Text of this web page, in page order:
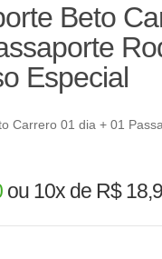
Beto
Especial
Carrero 01 dia + 01
ou 10x de R$